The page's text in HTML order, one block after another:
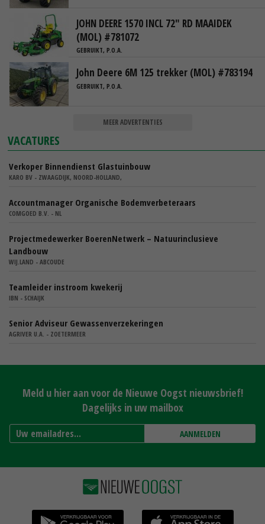
JOHN DEERE 1570 INCL 72" RD MAAIDEK
(MOL) #781072
GEBRUIKT, P.O.A.
John Deere 6M 125 trekker (MOL) #783194
GEBRUIKT, P.O.A.
MEER ADVERTENTIES
VACATURES
Verkoper Binnendienst Glastuinbouw
KARO BV - ZWAAGDIJK, NOORD-HOLLAND,
Accountmanager Organische Bodemverbeteraars
COMGOED B.V. - NL
Projectmedewerker BoerenNetwerk – Natuurinclusieve
Landbouw
WIJ.LAND - ABCOUDE
Teamleider instroom kwekerij
IBN - SCHAIJK
Senior Adviseur Gewassenverzekeringen
AGRIVER U.A. - ZOETERMEER
Meld u hier aan voor de Nieuwe Oogst nieuwsbrief!
Dagelijks in uw mailbox
AANMELDEN